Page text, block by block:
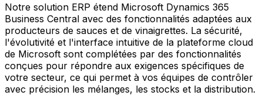
Notre solution ERP étend Microsoft Dynamics 365
Business Central avec des fonctionnalités adaptées aux
producteurs de sauces et de vinaigrettes. La sécurité,
l'évolutivité et l'interface intuitive de la plateforme cloud
de Microsoft sont complétées par des fonctionnalités
conçues pour répondre aux exigences spécifiques de
votre secteur, ce qui permet à vos équipes de contrôler
avec précision les mélanges, les stocks et la distribution.